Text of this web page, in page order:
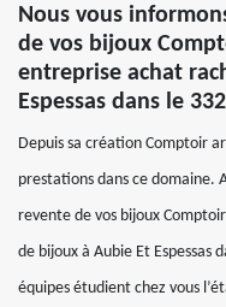
Nous vous
de vos bijoux
entreprise achat
Espessas dans le
Depuis sa création Comptoir
prestations dans ce domaine.
revente de vos bijoux
de bijoux à Aubie Et Espessas
équipes étudient chez vous